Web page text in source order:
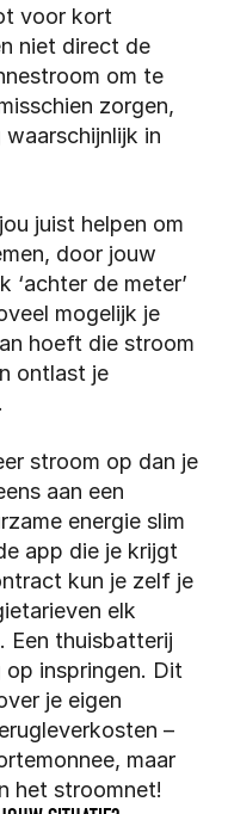
voor kort
niet direct de
om te
zorgen,
in
juist helpen om
door jouw
‘achter de meter’
mogelijk je
hoeft die stroom
ontlast je
stroom op dan je
energie slim
app die je krijgt
kun je zelf je
elk
Een thuisbatterij
inspringen. Dit
je eigen
–
maar
het stroomnet!